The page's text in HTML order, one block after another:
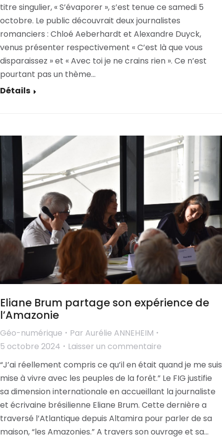
titre singulier, « S’évaporer », s’est tenue ce samedi 5
octobre. Le public découvrait deux journalistes
romanciers : Chloé Aeberhardt et Alexandre Duyck,
venus présenter respectivement « C’est là que vous
disparaissez » et « Avec toi je ne crains rien ». Ce n’est
pourtant pas un thème…
Détails
Eliane Brum partage son expérience de
l’Amazonie
Géo-numérique Par Aurélie ANNEHEIM
5 octobre 2024
Laisser un commentaire
“J’ai réellement compris ce qu’il en était quand je me suis
mise à vivre avec les peuples de la forêt.” Le FIG justifie
sa dimension internationale en accueillant la journaliste
et écrivaine brésilienne Eliane Brum. Cette dernière a
traversé l’Atlantique depuis Altamira pour parler de sa
maison, “les Amazonies.” A travers son ouvrage et sa…